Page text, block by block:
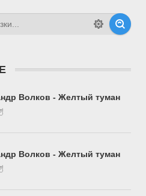
Волков - Желтый туман
Волков - Желтый туман